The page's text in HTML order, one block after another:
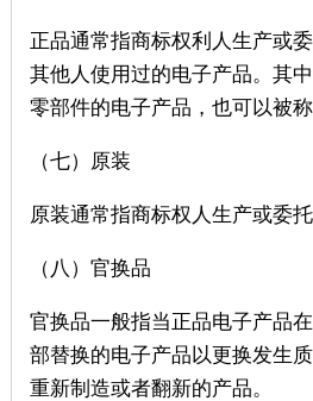
正品通常指商标权利人生产或
其他人使用过的电子产品。其
零部件的电子产品，也可以被称
（七）原装
原装通常指商标权人生产或委
（八）官换品
官换品一般指当正品电子产品
部替换的电子产品以更换发生
重新制造或者翻新的产品。